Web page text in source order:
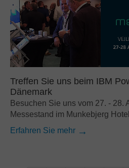
Treffen Sie uns beim IBM
Dänemark
Besuchen Sie uns vom 27. - 28.
Messestand im Munkebjerg
Erfahren Sie mehr